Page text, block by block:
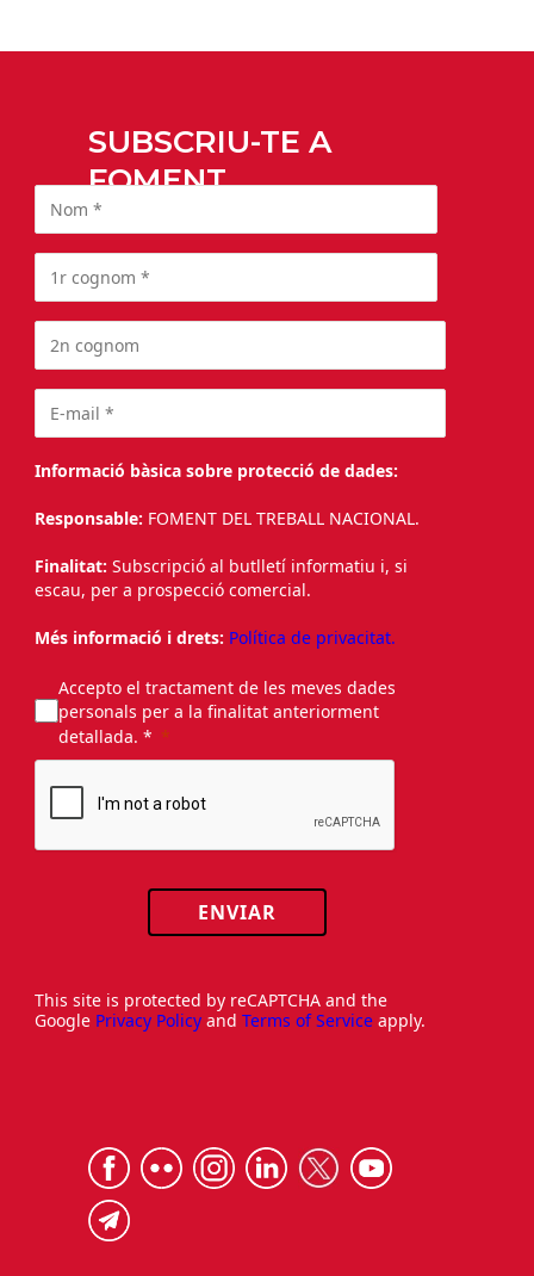
SUBSCRIU-TE A
FOMENT
Informació bàsica sobre protecció de dades:
Responsable: FOMENT DEL TREBALL NACIONAL.
Finalitat: Subscripció al butlletí informatiu i, si
escau, per a prospecció comercial.
Més informació i drets: Política de privacitat.
Accepto el tractament de les meves dades
personals per a la finalitat anteriorment
detallada. *
ENVIAR
This site is protected by reCAPTCHA and the
Google Privacy Policy and Terms of Service apply.